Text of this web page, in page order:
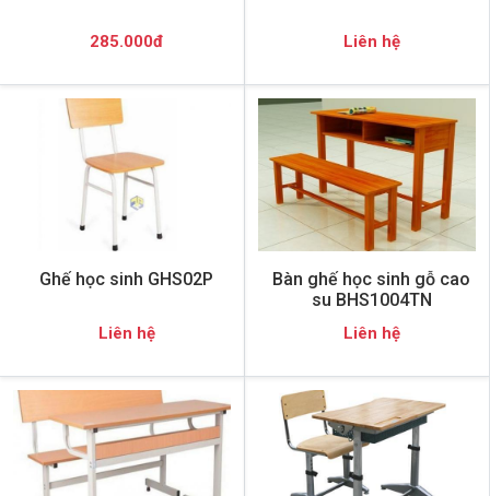
285.000đ Liên hệ
Ghế học sinh GHS02P
Liên hệ
Bàn ghế học sinh gỗ cao
su BHS1004TN
Liên hệ